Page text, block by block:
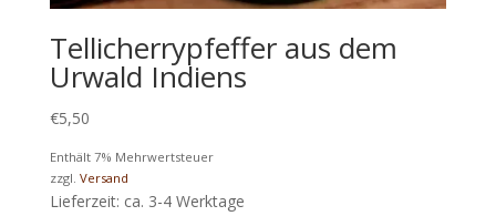
Tellicherrypfeffer aus dem
Urwald Indiens
€5,50
Enthält 7% Mehrwertsteuer
zzgl. Versand
Lieferzeit: ca. 3-4 Werktage